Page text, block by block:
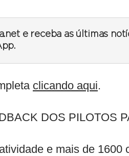
e receba as últimas
clicando aqui.
DOS PILOTOS
e mais de